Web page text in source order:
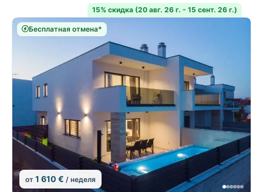
15% скидка (20 авг. 26 г. - 15 сент. 26 г.)
Бесплатная отмена*
от 1 610 € / неделя